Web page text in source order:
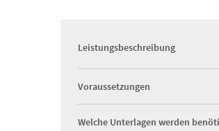
Leistungsbeschreibung
Voraussetzungen
Welche Unterlagen werden